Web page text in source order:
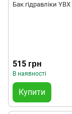
Бак гідравліки YBX
515 грн
В наявності
Купити